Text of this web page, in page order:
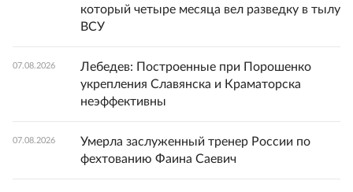
который четыре месяца вел разведку в тылу
ВСУ
07.08.2026
Лебедев: Построенные при Порошенко
укрепления Славянска и Краматорска
неэффективны
07.08.2026
Умерла заслуженный тренер России по
фехтованию Фаина Саевич